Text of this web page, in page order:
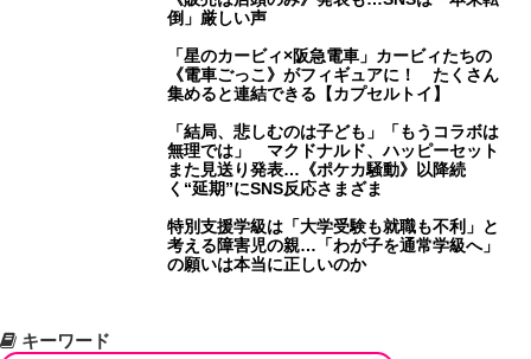
倒」厳しい声
「星のカービィ×阪急電車」カービィたちの
《電車ごっこ》がフィギュアに！ たくさん
集めると連結できる【カプセルトイ】
「結局、悲しむのは子ども」「もうコラボは
無理では」 マクドナルド、ハッピーセット
また見送り発表…《ポケカ騒動》以降続
く“延期”にSNS反応さまざま
特別支援学級は「大学受験も就職も不利」と
考える障害児の親…「わが子を通常学級へ」
の願いは本当に正しいのか
キーワード